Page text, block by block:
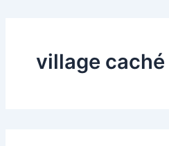
village caché